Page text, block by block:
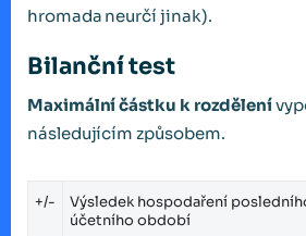
hromada neurčí jinak).
Bilanční test
Maximální částku k rozdělení
následujícím způsobem.
+/-
Výsledek hospodaření
účetního období